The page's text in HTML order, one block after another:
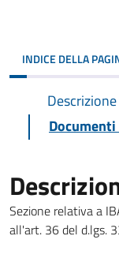
INDICE DELLA
Descrizione
Sezione relativa a
all'art. 36 del d.lgs.